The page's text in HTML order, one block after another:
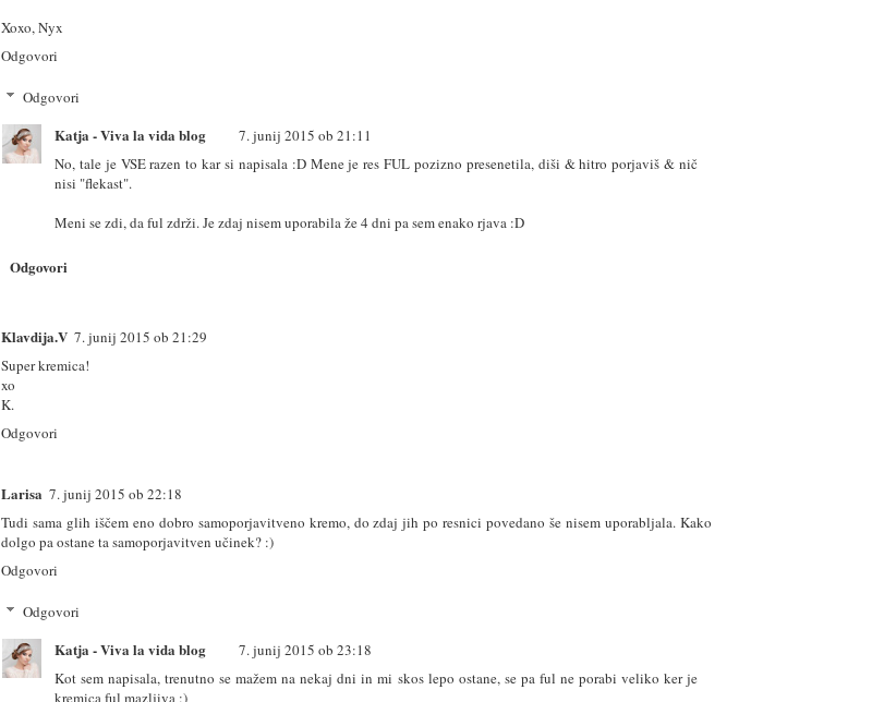
Xoxo, Nyx
Odgovori
Odgovori
Katja - Viva la vida blog
7. junij 2015 ob 21:11
No, tale je VSE razen to kar si napisala :D Mene je res FUL pozizno presenetila, diši & hitro porjaviš & nič
nisi "flekast".
Meni se zdi, da ful zdrži. Je zdaj nisem uporabila že 4 dni pa sem enako rjava :D
Odgovori
Klavdija.V 7. junij 2015 ob 21:29
Super kremica!
xo
K.
Odgovori
Larisa 7. junij 2015 ob 22:18
Tudi sama glih iščem eno dobro samoporjavitveno kremo, do zdaj jih po resnici povedano še nisem uporabljala. Kako
dolgo pa ostane ta samoporjavitven učinek? :)
Odgovori
Odgovori
Katja - Viva la vida blog
7. junij 2015 ob 23:18
Kot sem napisala, trenutno se mažem na nekaj dni in mi skos lepo ostane, se pa ful ne porabi veliko ker je
kremica ful mazljiva :)